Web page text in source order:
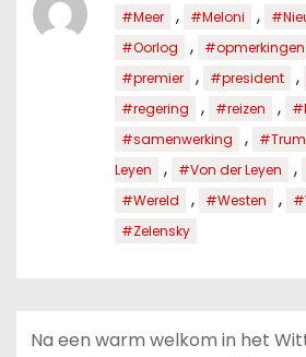
#Meer , #Meloni ,
#Oorlog , #opmerkingen
#premier , #president ,
#regering , #reizen ,
#samenwerking ,
Leyen
, #Von der Leyen ,
#Wereld , #Westen ,
#Zelensky
Na een warm welkom in het